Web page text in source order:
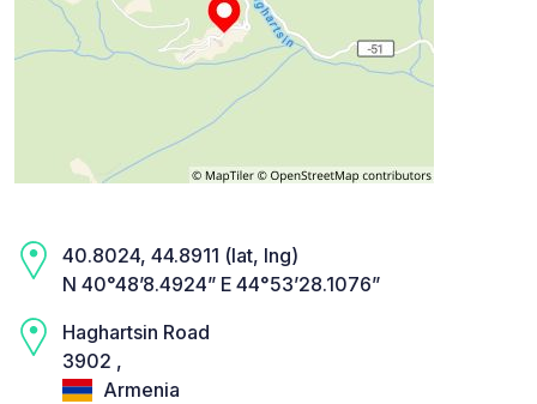
40.8024, 44.8911 (lat, lng)
N 40°48’8.4924” E 44°53’28.1076”
Haghartsin Road
3902 ,
Armenia